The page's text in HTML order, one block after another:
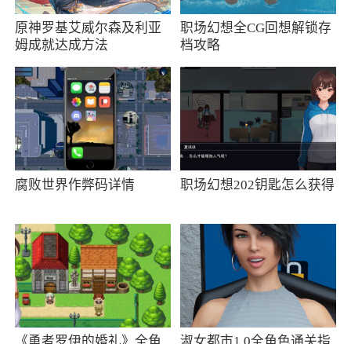
⑴再次强调一遍，用之前一定要看看敌我双
方的位置，最好在榴弹不会波及到我方的时候使
用。
⑵尽可能将炸弹投抛至敌方人员聚集的位
置。如此，后续打出的伤害方能最为可观，不至
于浪费子弹。
⑶情况恶劣时，可将之用来作为撤退的保
⑷在拐角时可以故意空枪，吸引敌人过来查
看时将其击杀。
游戏特色
原神罗基艾威尔森及利亚
姆成就达成方法
职场幻想全CG回想解锁存
档攻略
腐败世界作弊码详情 职场幻想202钥匙怎么获得